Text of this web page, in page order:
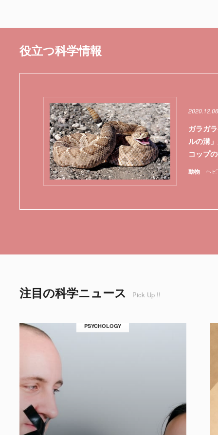
役立つ科学情報
動物 ヘビ
ガラガ
ルの溝
コップ
注目の科学ニュース Pick Up !!
PSYCHOLOGY